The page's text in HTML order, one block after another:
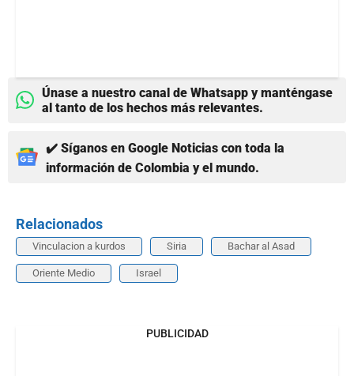
Únase a nuestro canal de Whatsapp y manténgase
al tanto de los hechos más relevantes.
✔️ Síganos en Google Noticias con toda la
información de Colombia y el mundo.
Relacionados
Vinculacion a kurdos Siria Bachar al Asad
Oriente Medio Israel
PUBLICIDAD